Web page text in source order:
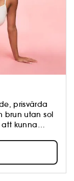
prisvärda
brun utan sol
att kunna
som är rika
alltid kan ta
vid vilket
flaska.